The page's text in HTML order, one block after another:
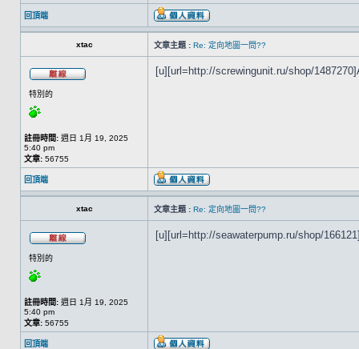
回頂端
xtac 文章主題 : Re: 定向地圖一問??
特別的
註冊時間: 週日 1月 19, 2025
5:40 pm
文章: 56755
[u][url=http://screwingunit.ru/shop/
回頂端
xtac 文章主題 : Re: 定向地圖一問??
特別的
註冊時間: 週日 1月 19, 2025
5:40 pm
文章: 56755
[u][url=http://seawaterpump.ru/shop/
回頂端